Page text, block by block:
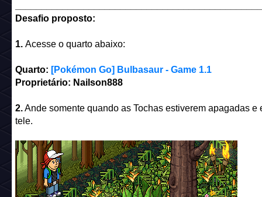
Desafio proposto:
1. Acesse o quarto abaixo:
Quarto: [Pokémon Go] Bulbasaur - Game 1.1
Proprietário: Nailson888
2.Ande somente quando as Tochas estiverem apagadas e
tele.